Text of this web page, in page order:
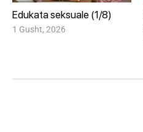
Edukata seksuale (1/8)
1 Gusht, 2026